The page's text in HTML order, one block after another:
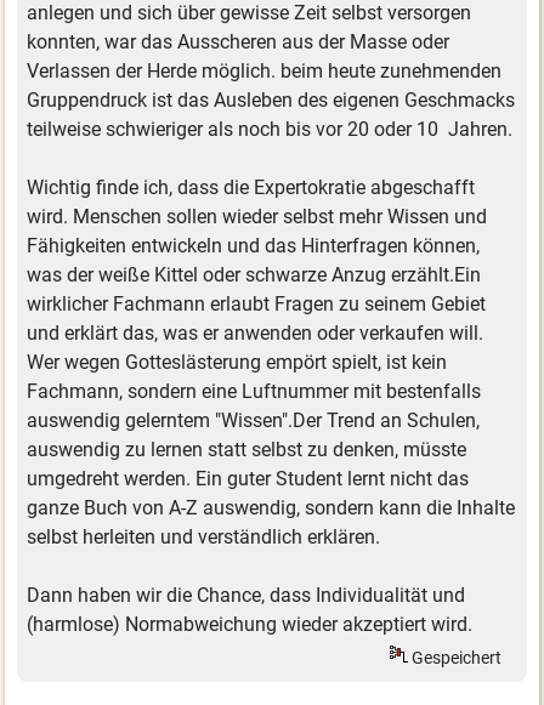
anlegen und sich über gewisse Zeit selbst versorgen
konnten, war das Ausscheren aus der Masse oder
Verlassen der Herde möglich. beim heute zunehmenden
Gruppendruck ist das Ausleben des eigenen Geschmacks
teilweise schwieriger als noch bis vor 20 oder 10 Jahren.
Wichtig finde ich, dass die Expertokratie abgeschafft
wird. Menschen sollen wieder selbst mehr Wissen und
Fähigkeiten entwickeln und das Hinterfragen können,
was der weiße Kittel oder schwarze Anzug erzählt.Ein
wirklicher Fachmann erlaubt Fragen zu seinem Gebiet
und erklärt das, was er anwenden oder verkaufen will.
Wer wegen Gotteslästerung empört spielt, ist kein
Fachmann, sondern eine Luftnummer mit bestenfalls
auswendig gelerntem "Wissen".Der Trend an Schulen,
auswendig zu lernen statt selbst zu denken, müsste
umgedreht werden. Ein guter Student lernt nicht das
ganze Buch von A-Z auswendig, sondern kann die Inhalte
selbst herleiten und verständlich erklären.
Dann haben wir die Chance, dass Individualität und
(harmlose) Normabweichung wieder akzeptiert wird.
Gespeichert